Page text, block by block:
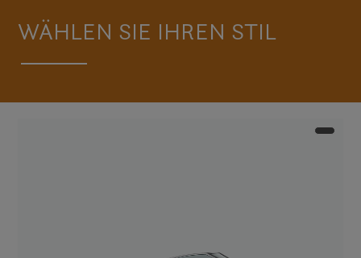
WÄHLEN SIE IHREN STIL